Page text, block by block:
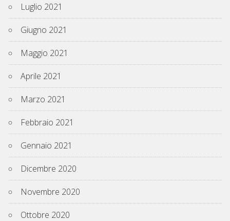
Luglio 2021
Giugno 2021
Maggio 2021
Aprile 2021
Marzo 2021
Febbraio 2021
Gennaio 2021
Dicembre 2020
Novembre 2020
Ottobre 2020